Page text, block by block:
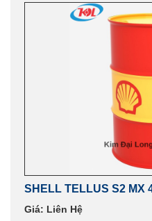
SHELL TELLUS S2 MX
Giá: Liên Hệ